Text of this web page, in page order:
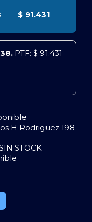
$ 91.431
PTF: $ 91.431
H Rodriguez 198
STOCK